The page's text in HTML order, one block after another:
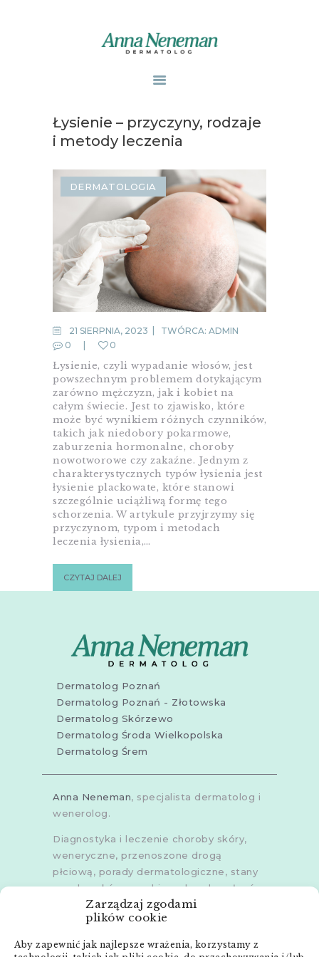
Zarządzaj zgodami
plików cookie
Aby zapewnić jak najlepsze wrażenia, korzystamy z
PUBLIKACJE
ZABIEGI
GABINETY
WPISY
KONTAKT
Łysienie – przyczyny, rodzaje
i metody leczenia
DERMATOLOGIA
21 SIERPNIA, 2023 TWÓRCA: ADMIN
0
0
Łysienie, czyli wypadanie włosów, jest
powszechnym problemem dotykającym
zarówno mężczyzn, jak i kobiet na
całym świecie. Jest to zjawisko, które
może być wynikiem różnych czynników,
takich jak niedobory pokarmowe,
zaburzenia hormonalne, choroby
nowotworowe czy zakaźne. Jednym z
charakterystycznych typów łysienia jest
łysienie plackowate, które stanowi
szczególnie uciążliwą formę tego
schorzenia. W artykule przyjrzymy się
przyczynom, typom i metodach
leczenia łysienia,…
CZYTAJ DALEJ
Dermatolog Poznań
Dermatolog Poznań - Złotowska
Dermatolog Skórzewo
Dermatolog Środa Wielkopolska
Dermatolog Śrem
Anna Neneman, specjalista dermatolog i
wenerolog.
Diagnostyka i leczenie choroby skóry,
weneryczne, przenoszone drogą
płciową, porady dermatologiczne, stany
zapalne skóry, grzybice, choroby włosów,
dermoskopia, trichoskopia, u dorosłych i
Gabinety wPoznaniu,Poznaniu -